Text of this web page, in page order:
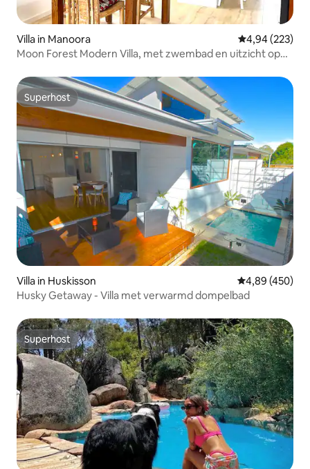
Villa in Manoora Gemiddelde
4,94 (223)
Moon Forest Modern Villa, met zwembad en uitzicht op
Superhost
Superhost
Villa in Huskisson Gemiddelde
4,89 (450)
Husky Getaway - Villa met verwarmd dompelbad
Superhost
Superhost